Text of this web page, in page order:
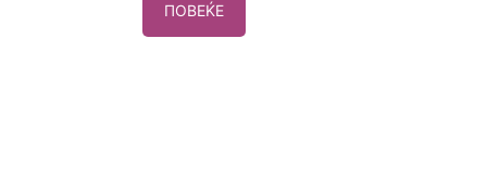
ПОВЕЌЕ